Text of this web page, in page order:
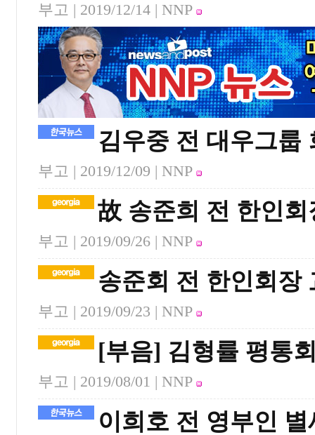
부고 | 2019/12/14 | NNP
김우중 전 대우그룹
부고 | 2019/12/09 | NNP
故 송준희 전 한인회
부고 | 2019/09/26 | NNP
송준회 전 한인회장
부고 | 2019/09/23 | NNP
[부음] 김형률 평통
부고 | 2019/08/01 | NNP
이희호 전 영부인